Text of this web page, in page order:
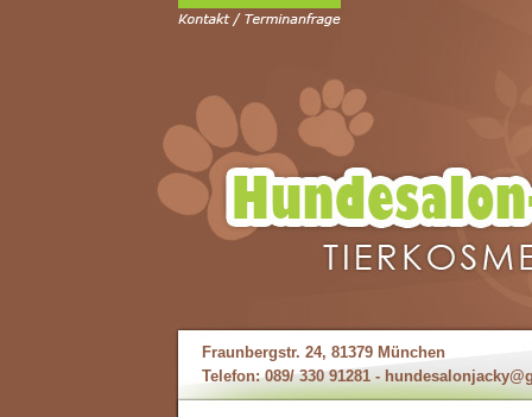
Fraunbergstr. 24, 81379 München
Telefon: 089/ 330 91281 -